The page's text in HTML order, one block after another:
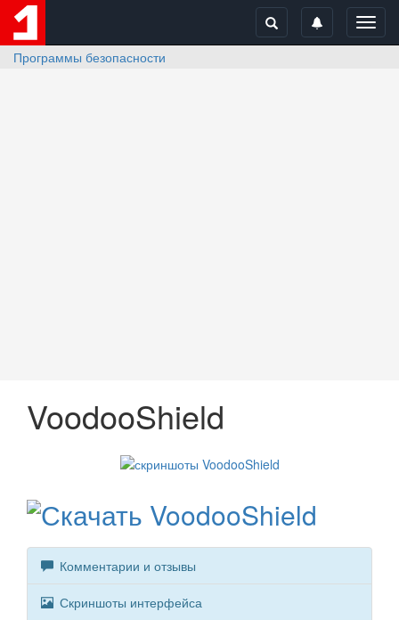
Программы безопасности
VoodooShield
Комментарии и отзывы
Скриншоты интерфейса